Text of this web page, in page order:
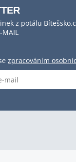
z potálu
MAIL
zpracováním